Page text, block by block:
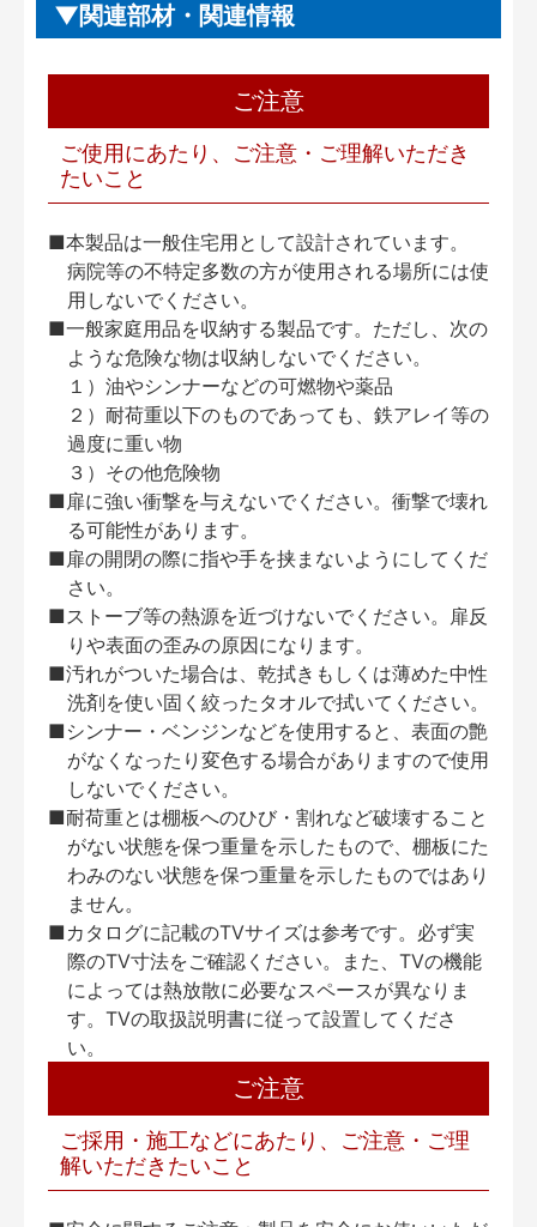
関連部材・関連情報
ご注意
ご使用にあたり、ご注意・ご理解いただき
たいこと
■本製品は一般住宅用として設計されています。
病院等の不特定多数の方が使用される場所には使
用しないでください。
■一般家庭用品を収納する製品です。ただし、次の
ような危険な物は収納しないでください。
１）油やシンナーなどの可燃物や薬品
２）耐荷重以下のものであっても、鉄アレイ等の
過度に重い物
３）その他危険物
■扉に強い衝撃を与えないでください。衝撃で壊れ
る可能性があります。
■扉の開閉の際に指や手を挟まないようにしてくだ
さい。
■ストーブ等の熱源を近づけないでください。扉反
りや表面の歪みの原因になります。
■汚れがついた場合は、乾拭きもしくは薄めた中性
洗剤を使い固く絞ったタオルで拭いてください。
■シンナー・ベンジンなどを使用すると、表面の艶
がなくなったり変色する場合がありますので使用
しないでください。
■耐荷重とは棚板へのひび・割れなど破壊すること
がない状態を保つ重量を示したもので、棚板にた
わみのない状態を保つ重量を示したものではあり
ません。
■カタログに記載のTVサイズは参考です。必ず実
際のTV寸法をご確認ください。また、TVの機能
によっては熱放散に必要なスペースが異なりま
す。TVの取扱説明書に従って設置してくださ
い。
ご注意
ご採用・施工などにあたり、ご注意・ご理
解いただきたいこと